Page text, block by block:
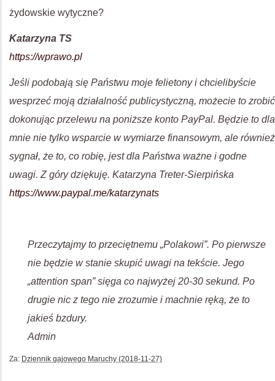
żydowskie wytyczne?
Katarzyna TS
https://wprawo.pl
Jeśli podobają się Państwu moje felietony i chcielibyście
wesprzeć moją działalność publicystyczną, możecie to zrobić
dokonując przelewu na poniższe konto PayPal. Będzie to dla
mnie nie tylko wsparcie w wymiarze finansowym, ale również
sygnał, że to, co robię, jest dla Państwa ważne i godne
uwagi. Z góry dziękuję. Katarzyna Treter-Sierpińska
https://www.paypal.me/katarzynats
Przeczytajmy to przeciętnemu „Polakowi”. Po pierwsze
nie będzie w stanie skupić uwagi na tekście. Jego
„attention span” sięga co najwyżej 20-30 sekund. Po
drugie nic z tego nie zrozumie i machnie ręką, że to
jakieś bzdury.
Admin
Za: Dziennik gajowego Maruchy (2018-11-27)